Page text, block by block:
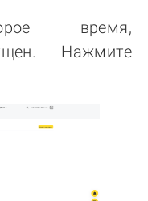
время,
Нажмите